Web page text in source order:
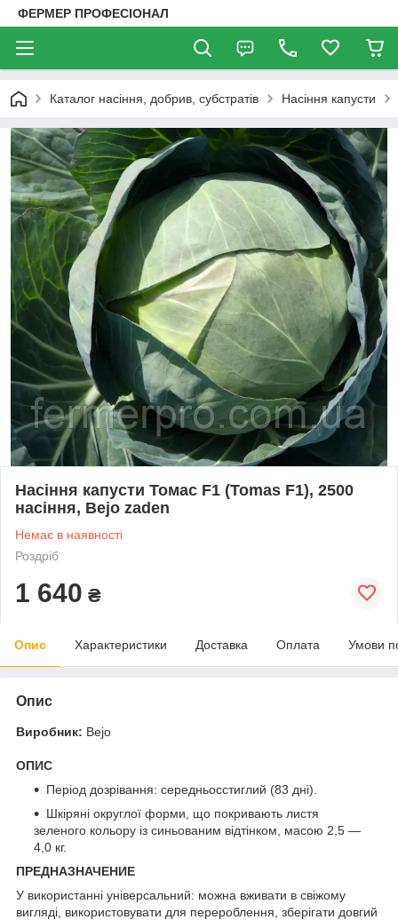
ФЕРМЕР ПРОФЕСІОНАЛ
Каталог насіння, добрив, субстратів Насіння капусти
Насіння капусти Томас F1 (Tomas F1), 2500
насіння, Bejo zaden
Немає в наявності
Роздріб
1 640 ₴
Опис Характеристики Доставка Оплата Умови
Опис
Виробник: Bejo
ОПИС
Період дозрівання: середньосстиглий (83 дні).
Шкіряні округлої форми, що покривають листя
зеленого кольору із синьованим відтінком, масою 2,5 —
4,0 кг.
ПРЕДНАЗНАЧЕНИЕ
У використанні універсальний: можна вживати в свіжому
вигляді, використовувати для перероблення, зберігати довгий